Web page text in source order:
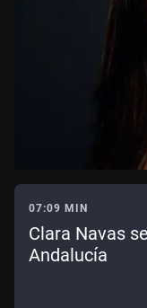
07:09 MIN
Clara Navas
Andalucía